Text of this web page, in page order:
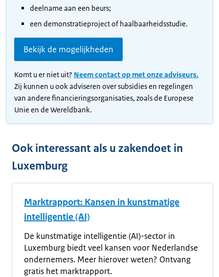
deelname aan een beurs;
een demonstratieproject of haalbaarheidsstudie.
Bekijk de mogelijkheden
Komt u er niet uit? Neem contact op met onze adviseurs.
Zij kunnen u ook adviseren over subsidies en regelingen
van andere financieringsorganisaties, zoals de Europese
Unie en de Wereldbank.
Ook interessant als u zakendoet in
Luxemburg
Marktrapport: Kansen in kunstmatige
intelligentie (AI)
De kunstmatige intelligentie (AI)-sector in
Luxemburg biedt veel kansen voor Nederlandse
ondernemers. Meer hierover weten? Ontvang
gratis het marktrapport.